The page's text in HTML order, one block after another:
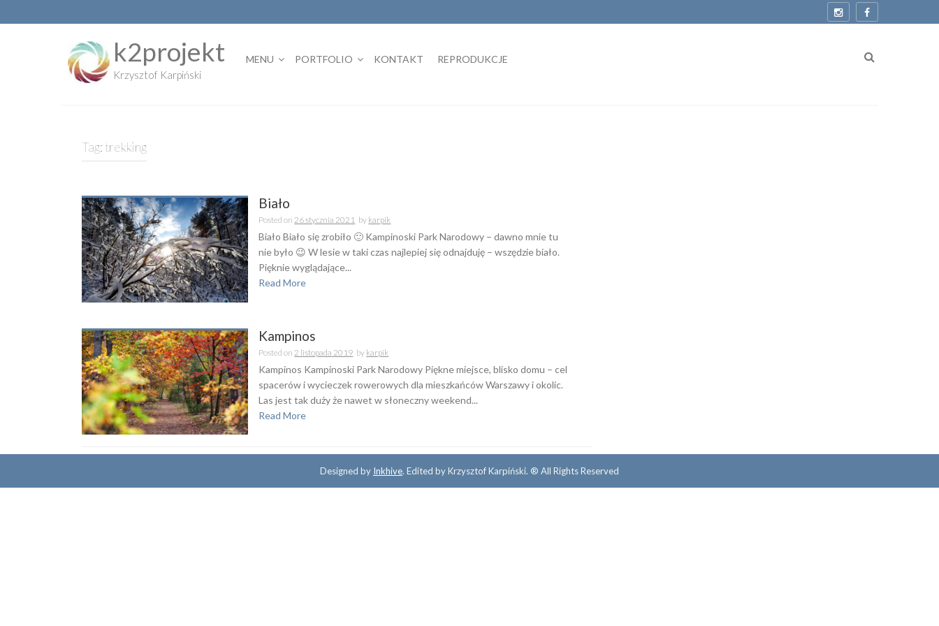
k2projekt
Krzysztof Karpiński
MENU PORTFOLIO KONTAKT REPRODUKCJE
Tag: trekking
Biało
Posted on26 stycznia 2021 by karpik
Biało Biało się zrobiło 🙂 Kampinoski Park Narodowy – dawno mnie tu
nie było 😉 W lesie w taki czas najlepiej się odnajduję – wszędzie biało.
Pięknie wyglądające...
Read More
Kampinos
Posted on 2 listopada 2019 by karpik
Kampinos Kampinoski Park Narodowy Piękne miejsce, blisko domu – cel
spacerów i wycieczek rowerowych dla mieszkańców Warszawy i okolic.
Las jest tak duży że nawet w słoneczny weekend...
Read More
Designed by Inkhive. Edited by Krzysztof Karpiński. ® All Rights Reserved